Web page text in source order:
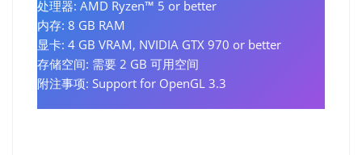
处理器: AMD Ryzen™ 5 or better
内存: 8 GB RAM
显卡: 4 GB VRAM, NVIDIA GTX 970 or better
存储空间: 需要 2 GB 可用空间
附注事项: Support for OpenGL 3.3